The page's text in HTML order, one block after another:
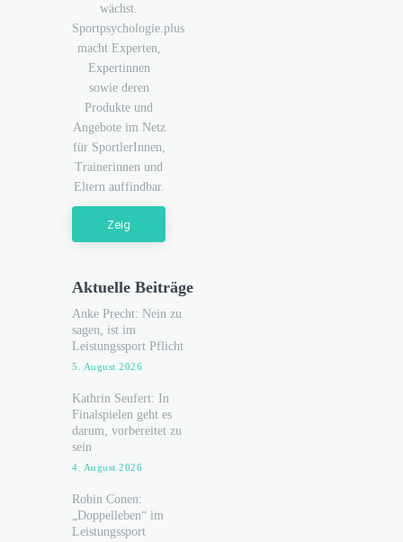
wächst.
Sportpsychologie.plus
macht Experten,
Expertinnen
sowie deren
Produkte und
Angebote im Netz
für SportlerInnen,
Trainerinnen und
Eltern auffindbar.
Zeig
Aktuelle Beiträge
Anke Precht: Nein zu
sagen, ist im
Leistungssport Pflicht
5. August 2026
Kathrin Seufert: In
Finalspielen geht es
darum, vorbereitet zu
sein
4. August 2026
Robin Conen:
„Doppelleben“ im
Leistungssport